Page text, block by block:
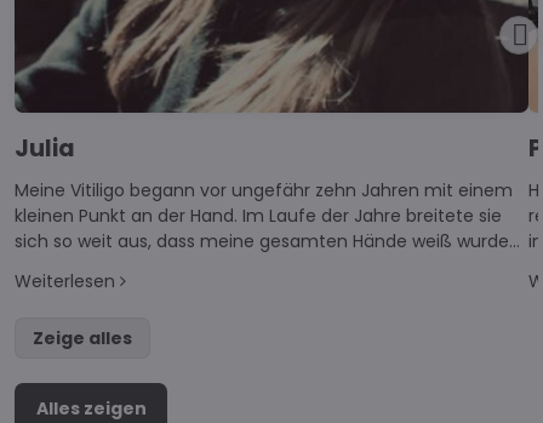
Julia
Meine Vitiligo begann vor ungefähr zehn Jahren mit einem
kleinen Punkt an der Hand. Im Laufe der Jahre breitete sie
sich so weit aus, dass meine gesamten Hände weiß wurden
Weiterlesen
Zeige alles
Alles zeigen